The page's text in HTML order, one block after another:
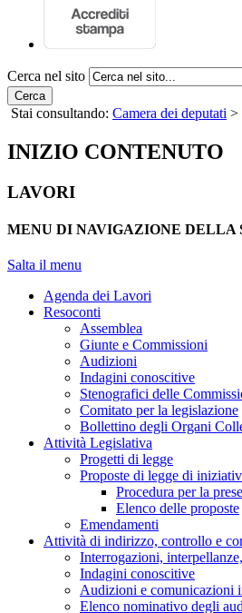
Cerca nel sito
Cerca
Stai consultando: Camera dei deputati >
INIZIO CONTENUTO
LAVORI
MENU DI NAVIGAZIONE DELLA
Salta il menu
Agenda dei Lavori
Resoconti
Assemblea
Giunte e Commissioni
Audizioni
Indagini conoscitive
Stenografici delle
Comitato per la legislazione
Bollettino degli Organi
Attività Legislativa
Progetti di legge
Proposte di legge di
Procedura per la
Elenco delle proposte
Emendamenti
Attività di indirizzo, controllo e
Interrogazioni,
Indagini conoscitive
Audizioni e comunicazioni
Elenco nominativo degli